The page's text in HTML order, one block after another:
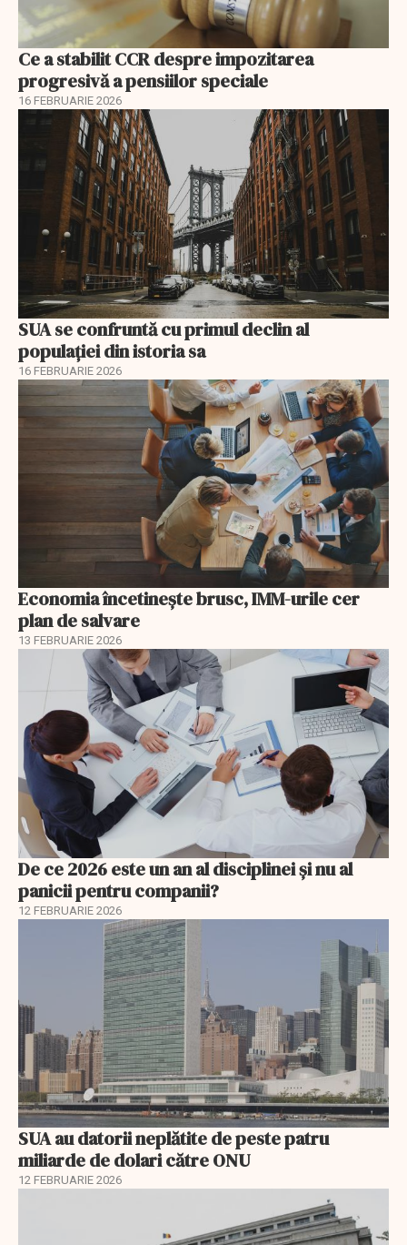
Ce a stabilit CCR despre impozitarea
progresivă a pensiilor speciale
16 FEBRUARIE 2026
SUA se confruntă cu primul declin al
populației din istoria sa
16 FEBRUARIE 2026
Economia încetinește brusc, IMM-urile cer
plan de salvare
13 FEBRUARIE 2026
De ce 2026 este un an al disciplinei și nu al
panicii pentru companii?
12 FEBRUARIE 2026
SUA au datorii neplătite de peste patru
miliarde de dolari către ONU
12 FEBRUARIE 2026